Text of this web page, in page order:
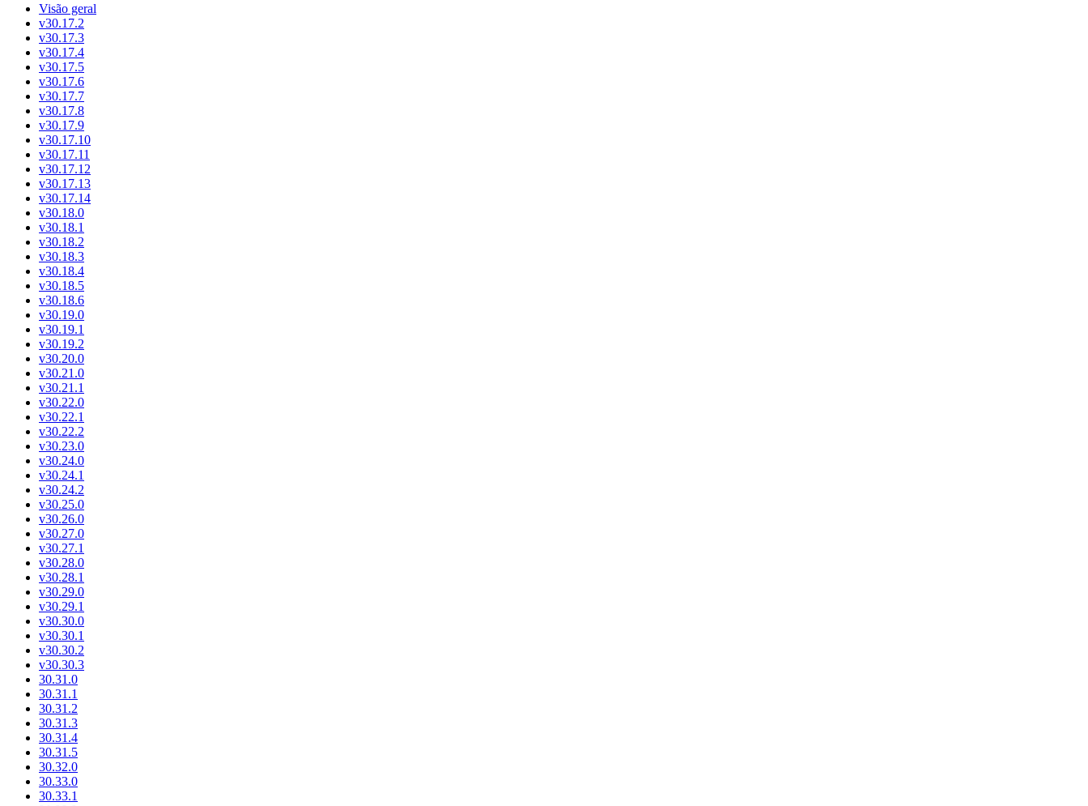
Visão geral
v30.17.2
v30.17.3
v30.17.4
v30.17.5
v30.17.6
v30.17.7
v30.17.8
v30.17.9
v30.17.10
v30.17.11
v30.17.12
v30.17.13
v30.17.14
v30.18.0
v30.18.1
v30.18.2
v30.18.3
v30.18.4
v30.18.5
v30.18.6
v30.19.0
v30.19.1
v30.19.2
v30.20.0
v30.21.0
v30.21.1
v30.22.0
v30.22.1
v30.22.2
v30.23.0
v30.24.0
v30.24.1
v30.24.2
v30.25.0
v30.26.0
v30.27.0
v30.27.1
v30.28.0
v30.28.1
v30.29.0
v30.29.1
v30.30.0
v30.30.1
v30.30.2
v30.30.3
30.31.0
30.31.1
30.31.2
30.31.3
30.31.4
30.31.5
30.32.0
30.33.0
30.33.1